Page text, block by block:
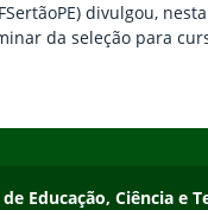
divulgou,
da seleção para
Educação, Ciência e